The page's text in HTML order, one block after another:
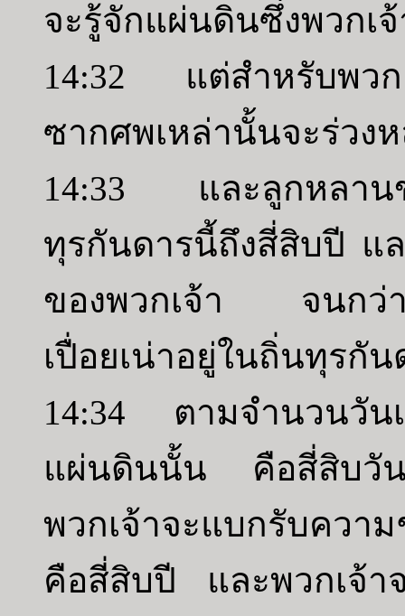
จะรู้จักแผ่นดินซึ่งพวกเ
14:32 แต่สำหรับพว
ซากศพเหล่านั้นจะร่วง
14:33 และลูกหลานข
ทุรกันดารนี้ถึงสี่สิบปี แ
ของพวกเจ้า จนกว่า
เปื่อยเน่าอยู่ในถิ่นทุรกั
14:34 ตามจำนวนวัน
แผ่นดินนั้น คือสี่สิบวั
พวกเจ้าจะแบกรับควา
คือสี่สิบปี และพวกเจ้า